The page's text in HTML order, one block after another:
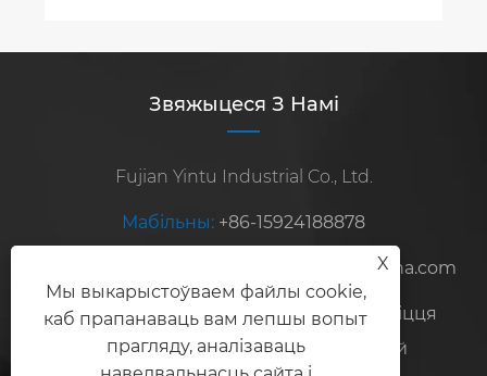
Звяжыцеся З Намі
Fujian Yintu Industrial Co., Ltd.
Мабільны: +86-15924188878
steelexport2010@sina.com
Адрас:No.8, Hongshan Road, зона развіцця
Чжанчжоу, правінцыя Фуцзян, Кітай
X
Мы выкарыстоўваем файлы cookie,
каб прапанаваць вам лепшы вопыт
прагляду, аналізаваць